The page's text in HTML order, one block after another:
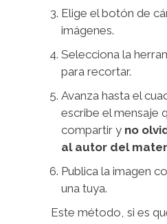
Elige el botón de
imágenes.
Selecciona la
para recortar.
Avanza hasta el
escribe el mensaje
compartir y no
al autor del
Publica la imagen
una tuya.
Este método, si es